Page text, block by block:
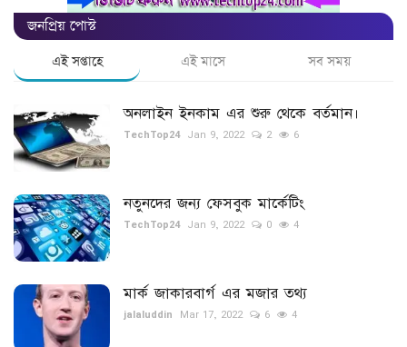
জনপ্রিয় পোস্ট
এই সপ্তাহে এই মাসে সব সময়
অনলাইন ইনকাম এর শুরু থেকে বর্তমান।
TechTop24 Jan 9, 2022 2 6
নতুনদের জন্য ফেসবুক মার্কেটিং
TechTop24 Jan 9, 2022 0 4
মার্ক জাকারবার্গ এর মজার তথ্য
jalaluddin Mar 17, 2022 6 4